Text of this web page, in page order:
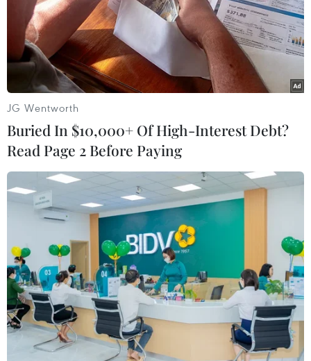
Quảng Trị ưu tiên đầu tư hoàn thiện
hệ thống xử lý nước thải cụm công
nghiệp
06/08/2026 03:03
Pháp mở các điểm tắm sông
nắng nóng
06/08/2026 03:02
Thành phố Hồ Chí Minh triển khai 8
dự án trạm trung chuyển rác công
nghệ khép kín
06/08/2026 03:01
Sơn La hỗ trợ người dân di dời khỏi
JG Wentworth
Buried In $10,000+ Of High-Interest Debt?
Read Page 2 Before Paying